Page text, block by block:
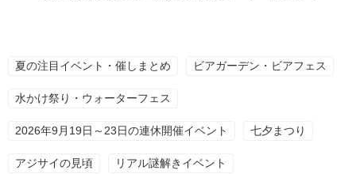
夏の注目イベント・催しまとめ ビアガーデン・ビアフェス
水かけ祭り・ウォーターフェス
2026年9月19日～23日の連休開催イベント 七夕まつり
アジサイの見頃 リアル謎解きイベント